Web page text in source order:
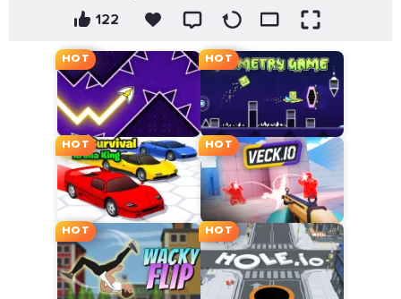
122
HOT HOT
HOT HOT
HOT HOT